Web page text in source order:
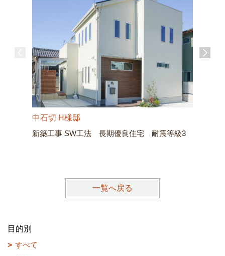
中石切 H様邸
新築工事 SW工法 長期優良住宅 耐震等級3
一覧へ戻る
目的別
すべて